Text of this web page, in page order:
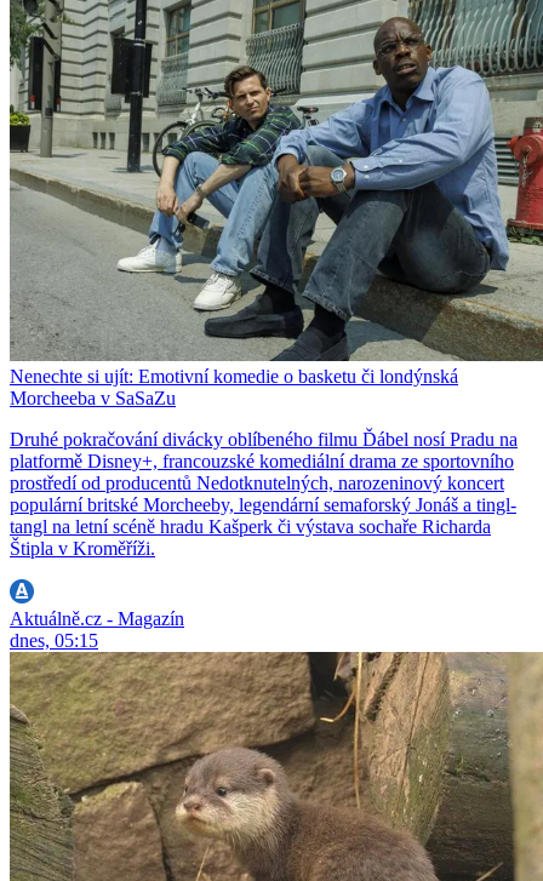
Nenechte si ujít: Emotivní komedie o basketu či londýnská
Morcheeba v SaSaZu
Druhé pokračování divácky oblíbeného filmu Ďábel nosí Pradu na
platformě Disney+, francouzské komediální drama ze sportovního
prostředí od producentů Nedotknutelných, narozeninový koncert
populární britské Morcheeby, legendární semaforský Jonáš a tingl-
tangl na letní scéně hradu Kašperk či výstava sochaře Richarda
Štipla v Kroměříži.
Aktuálně.cz - Magazín
dnes, 05:15